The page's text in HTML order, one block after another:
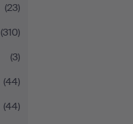
(23)
(310)
(3)
(44)
(44)